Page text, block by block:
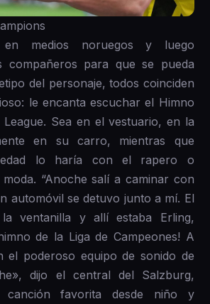
en medios noruegos y luego
compañeros para que se pueda
del personaje, todos coinciden
le encanta escuchar el Himno
League. Sea en el vestuario, en la
en su carro, mientras que
lo haría con el rapero o
“Anoche salí a caminar con
automóvil se detuvo junto a mí. El
ventanilla y allí estaba Erling,
de la Liga de Campeones! A
el poderoso equipo de sonido de
dijo el central del Salzburg,
canción favorita desde niño y